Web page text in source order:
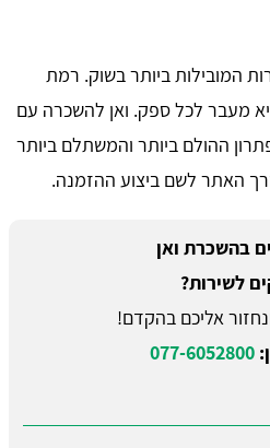
המובילות ביותר בשוק. רמת
מעבר לכל ספק. ואן להשכרה עם
ההולם ביותר והמשתלם ביותר
האתר לשם ביצוע ההזמנה.
בהשכרת ואן
לשירות?
אליכם בהקדם!
077-6052800